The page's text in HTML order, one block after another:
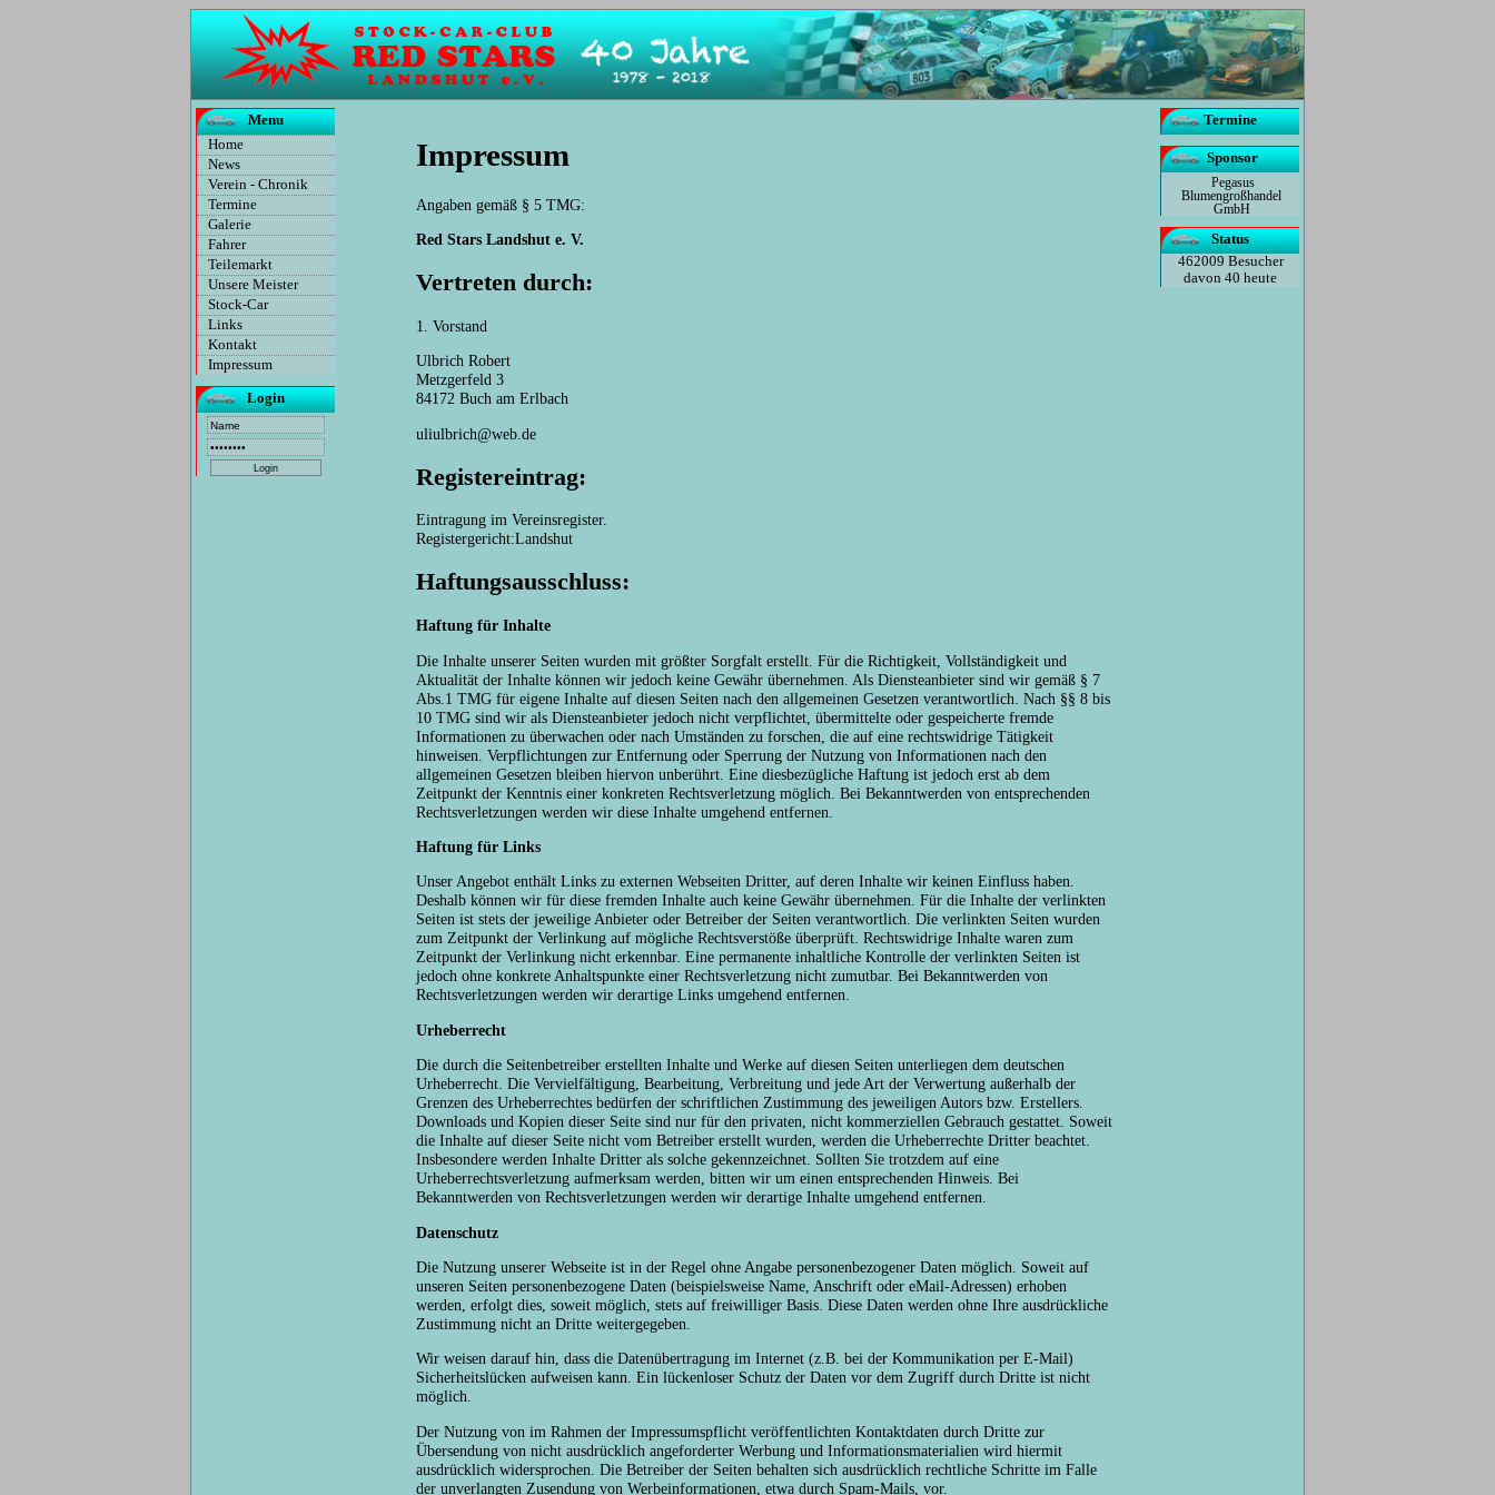
Menu
Home
News
Verein - Chronik
Termine
Galerie
Fahrer
Teilemarkt
Unsere Meister
Stock-Car
Links
Kontakt
Impressum
Login
Termine
Sponsor
Pegasus
Blumengroßhandel
GmbH
Status
462009 Besucher
davon 40 heute
Impressum
Angaben gemäß § 5 TMG:
Red Stars Landshut e. V.
Vertreten durch:
1. Vorstand
Ulbrich Robert
Metzgerfeld 3
84172 Buch am Erlbach
uliulbrich@web.de
Registereintrag:
Eintragung im Vereinsregister.
Registergericht:Landshut
Haftungsausschluss:
Haftung für Inhalte
Die Inhalte unserer Seiten wurden mit größter Sorgfalt erstellt. Für die Richtigkeit, Vollständigkeit und
Aktualität der Inhalte können wir jedoch keine Gewähr übernehmen. Als Diensteanbieter sind wir gemäß § 7
Abs.1 TMG für eigene Inhalte auf diesen Seiten nach den allgemeinen Gesetzen verantwortlich. Nach §§ 8 bis
10 TMG sind wir als Diensteanbieter jedoch nicht verpflichtet, übermittelte oder gespeicherte fremde
Informationen zu überwachen oder nach Umständen zu forschen, die auf eine rechtswidrige Tätigkeit
hinweisen. Verpflichtungen zur Entfernung oder Sperrung der Nutzung von Informationen nach den
allgemeinen Gesetzen bleiben hiervon unberührt. Eine diesbezügliche Haftung ist jedoch erst ab dem
Zeitpunkt der Kenntnis einer konkreten Rechtsverletzung möglich. Bei Bekanntwerden von entsprechenden
Rechtsverletzungen werden wir diese Inhalte umgehend entfernen.
Haftung für Links
Unser Angebot enthält Links zu externen Webseiten Dritter, auf deren Inhalte wir keinen Einfluss haben.
Deshalb können wir für diese fremden Inhalte auch keine Gewähr übernehmen. Für die Inhalte der verlinkten
Seiten ist stets der jeweilige Anbieter oder Betreiber der Seiten verantwortlich. Die verlinkten Seiten wurden
zum Zeitpunkt der Verlinkung auf mögliche Rechtsverstöße überprüft. Rechtswidrige Inhalte waren zum
Zeitpunkt der Verlinkung nicht erkennbar. Eine permanente inhaltliche Kontrolle der verlinkten Seiten ist
jedoch ohne konkrete Anhaltspunkte einer Rechtsverletzung nicht zumutbar. Bei Bekanntwerden von
Rechtsverletzungen werden wir derartige Links umgehend entfernen.
Urheberrecht
Die durch die Seitenbetreiber erstellten Inhalte und Werke auf diesen Seiten unterliegen dem deutschen
Urheberrecht. Die Vervielfältigung, Bearbeitung, Verbreitung und jede Art der Verwertung außerhalb der
Grenzen des Urheberrechtes bedürfen der schriftlichen Zustimmung des jeweiligen Autors bzw. Erstellers.
Downloads und Kopien dieser Seite sind nur für den privaten, nicht kommerziellen Gebrauch gestattet. Soweit
die Inhalte auf dieser Seite nicht vom Betreiber erstellt wurden, werden die Urheberrechte Dritter beachtet.
Insbesondere werden Inhalte Dritter als solche gekennzeichnet. Sollten Sie trotzdem auf eine
Urheberrechtsverletzung aufmerksam werden, bitten wir um einen entsprechenden Hinweis. Bei
Bekanntwerden von Rechtsverletzungen werden wir derartige Inhalte umgehend entfernen.
Datenschutz
Die Nutzung unserer Webseite ist in der Regel ohne Angabe personenbezogener Daten möglich. Soweit auf
unseren Seiten personenbezogene Daten (beispielsweise Name, Anschrift oder eMail-Adressen) erhoben
werden, erfolgt dies, soweit möglich, stets auf freiwilliger Basis. Diese Daten werden ohne Ihre ausdrückliche
Zustimmung nicht an Dritte weitergegeben.
Wir weisen darauf hin, dass die Datenübertragung im Internet (z.B. bei der Kommunikation per E-Mail)
Sicherheitslücken aufweisen kann. Ein lückenloser Schutz der Daten vor dem Zugriff durch Dritte ist nicht
möglich.
Der Nutzung von im Rahmen der Impressumspflicht veröffentlichten Kontaktdaten durch Dritte zur
Übersendung von nicht ausdrücklich angeforderter Werbung und Informationsmaterialien wird hiermit
ausdrücklich widersprochen. Die Betreiber der Seiten behalten sich ausdrücklich rechtliche Schritte im Falle
der unverlangten Zusendung von Werbeinformationen, etwa durch Spam-Mails, vor.